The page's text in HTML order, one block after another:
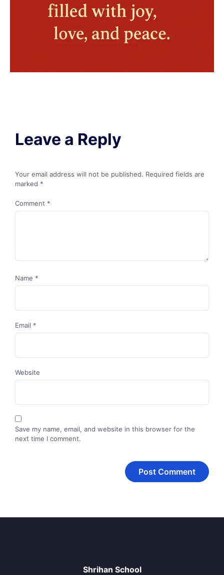
Leave a Reply
Your email address will not be published. Required fields are
marked *
Comment *
Name *
Email *
Website
Save my name, email, and website in this browser for the
next time I comment.
Shrihan School